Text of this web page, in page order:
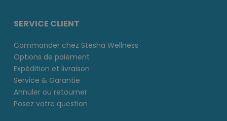
SERVICE CLIENT
Commander chez Stesha Wellness
Options de paiement
Expédition et livraison
Service & Garantie
Annuler ou retourner
Posez votre question